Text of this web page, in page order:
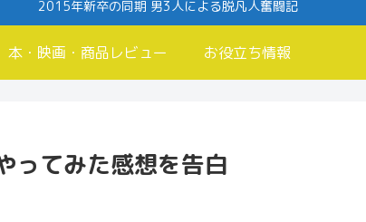
2015年新卒の同期 男3人による脱凡人奮闘記
本・映画・商品レビュー お役立ち情報
ってみた感想を告白